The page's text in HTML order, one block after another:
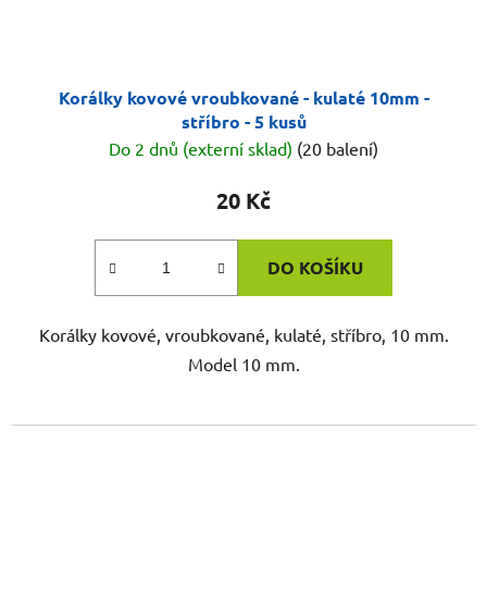
Korálky kovové vroubkované - kulaté 10mm -
stříbro - 5 kusů
Do 2 dnů (externí sklad) (20 balení)
20 Kč
DO KOŠÍKU
Korálky kovové, vroubkované, kulaté, stříbro, 10 mm.
Model 10 mm.